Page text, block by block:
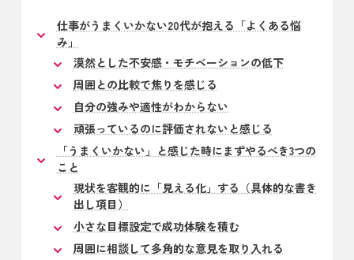
仕事がうまくいかない20代が抱える「よくある悩
み」
漠然とした不安感・モチベーションの低下
周囲との比較で焦りを感じる
自分の強みや適性がわからない
頑張っているのに評価されないと感じる
「うまくいかない」と感じた時にまずやるべき3つの
こと
現状を客観的に「見える化」する（具体的な書き
出し項目）
小さな目標設定で成功体験を積む
周囲に相談して多角的な意見を取り入れる